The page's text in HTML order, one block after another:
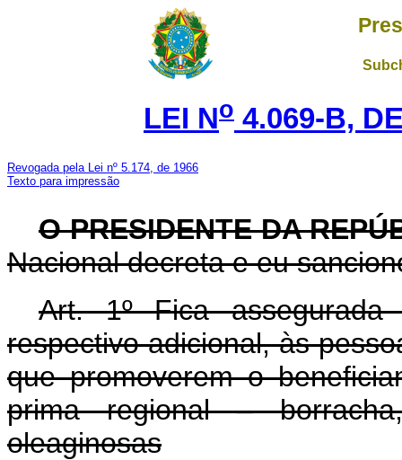
LEI No 4.069-B,
Revogada pela Lei nº 5.174, de 1966
Texto para impressão
O PRESIDENTE DA
Nacional decreta e eu
Art.1º Fica assegurada
respectivo adicional, às
que promoverem o
prima regional –
oleaginosas